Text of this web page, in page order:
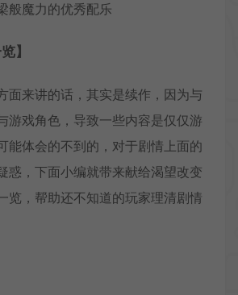
般魔力的优秀配乐
】
面来讲的话，其实是续作，因为与
游戏角色，导致一些内容是仅仅游
能体会的不到的，对于剧情上面的
惑，下面小编就带来献给渴望改变
览，帮助还不知道的玩家理清剧情